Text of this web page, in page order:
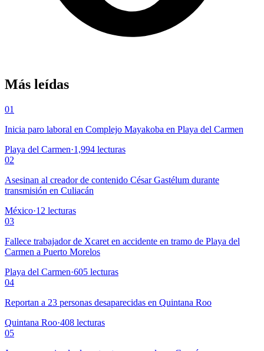
Más leídas
01
Inicia paro laboral en Complejo Mayakoba en Playa del Carmen
Playa del Carmen·1,994 lecturas
02
Asesinan al creador de contenido César Gastélum durante
transmisión en Culiacán
México·12 lecturas
03
Fallece trabajador de Xcaret en accidente en tramo de Playa del
Carmen a Puerto Morelos
Playa del Carmen·605 lecturas
04
Reportan a 23 personas desaparecidas en Quintana Roo
Quintana Roo·408 lecturas
05